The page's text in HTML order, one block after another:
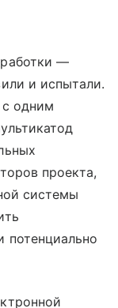
—
и испытали.
одним
проекта,
системы
потенциально